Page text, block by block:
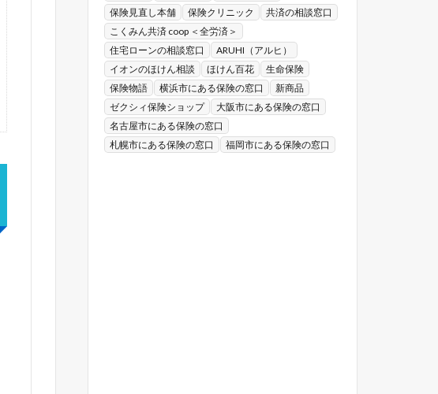
保険見直し本舗
保険クリニック
共済の相談窓口
こくみん共済 coop ＜全労済＞
住宅ローンの相談窓口
ARUHI（アルヒ）
イオンのほけん相談
ほけん百花
生命保険
保険物語
横浜市にある保険の窓口
新商品
ゼクシィ保険ショップ
大阪市にある保険の窓口
名古屋市にある保険の窓口
札幌市にある保険の窓口
福岡市にある保険の窓口